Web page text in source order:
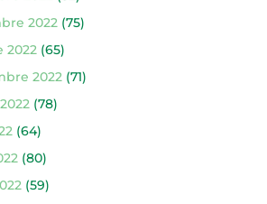
2022(75)
2022(65)
2022(71)
(78)
(64)
(80)
(59)